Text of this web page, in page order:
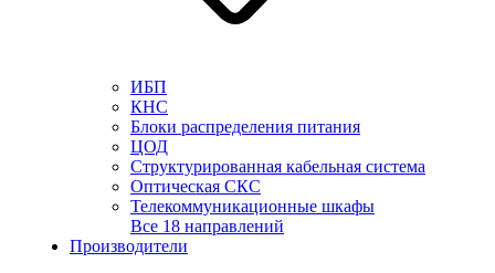
ИБП
КНС
Блоки распределения питания
ЦОД
Структурированная кабельная система
Оптическая СКС
Телекоммуникационные шкафы
Все 18 направлений
Производители